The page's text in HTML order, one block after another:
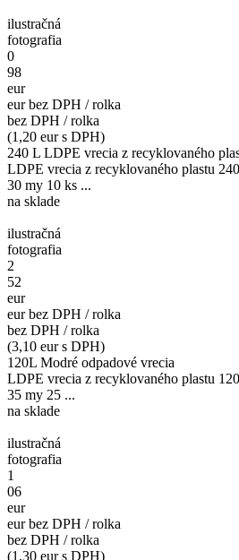
ilustračná
fotografia
0
98
eur
eur bez DPH / rolka
bez DPH / rolka
(1,20 eur s DPH)
240 L LDPE vrecia z recyklovaného
LDPE vrecia z recyklovaného plastu
30 my 10 ks ...
na sklade
ilustračná
fotografia
2
52
eur
eur bez DPH / rolka
bez DPH / rolka
(3,10 eur s DPH)
120L Modré odpadové vrecia
LDPE vrecia z recyklovaného plastu
35 my 25 ...
na sklade
ilustračná
fotografia
1
06
eur
eur bez DPH / rolka
bez DPH / rolka
(1,30 eur s DPH)